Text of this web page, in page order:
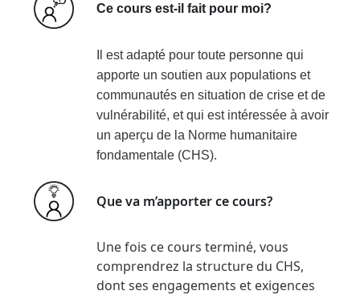
Ce cours est-il fait pour moi?
Il est adapté pour toute personne qui
apporte un soutien aux populations et
communautés en situation de crise et de
vulnérabilité, et qui est intéressée à avoir
un aperçu de la Norme humanitaire
fondamentale (CHS).
Que va m’apporter ce cours?
Une fois ce cours terminé, vous
comprendrez la structure du CHS,
dont ses engagements et exigences